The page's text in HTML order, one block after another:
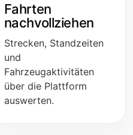
Fahrten
nachvollziehen
Strecken, Standzeiten
und
Fahrzeugaktivitäten
über die Plattform
auswerten.